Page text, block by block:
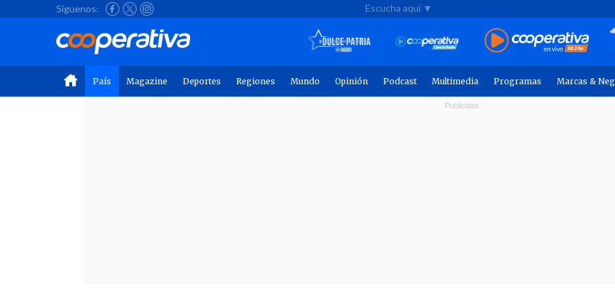
Síguenos: Escucha aquí ▼
País Magazine Deportes Regiones Mundo Opinión Podcast Multimedia Programas Marcas &